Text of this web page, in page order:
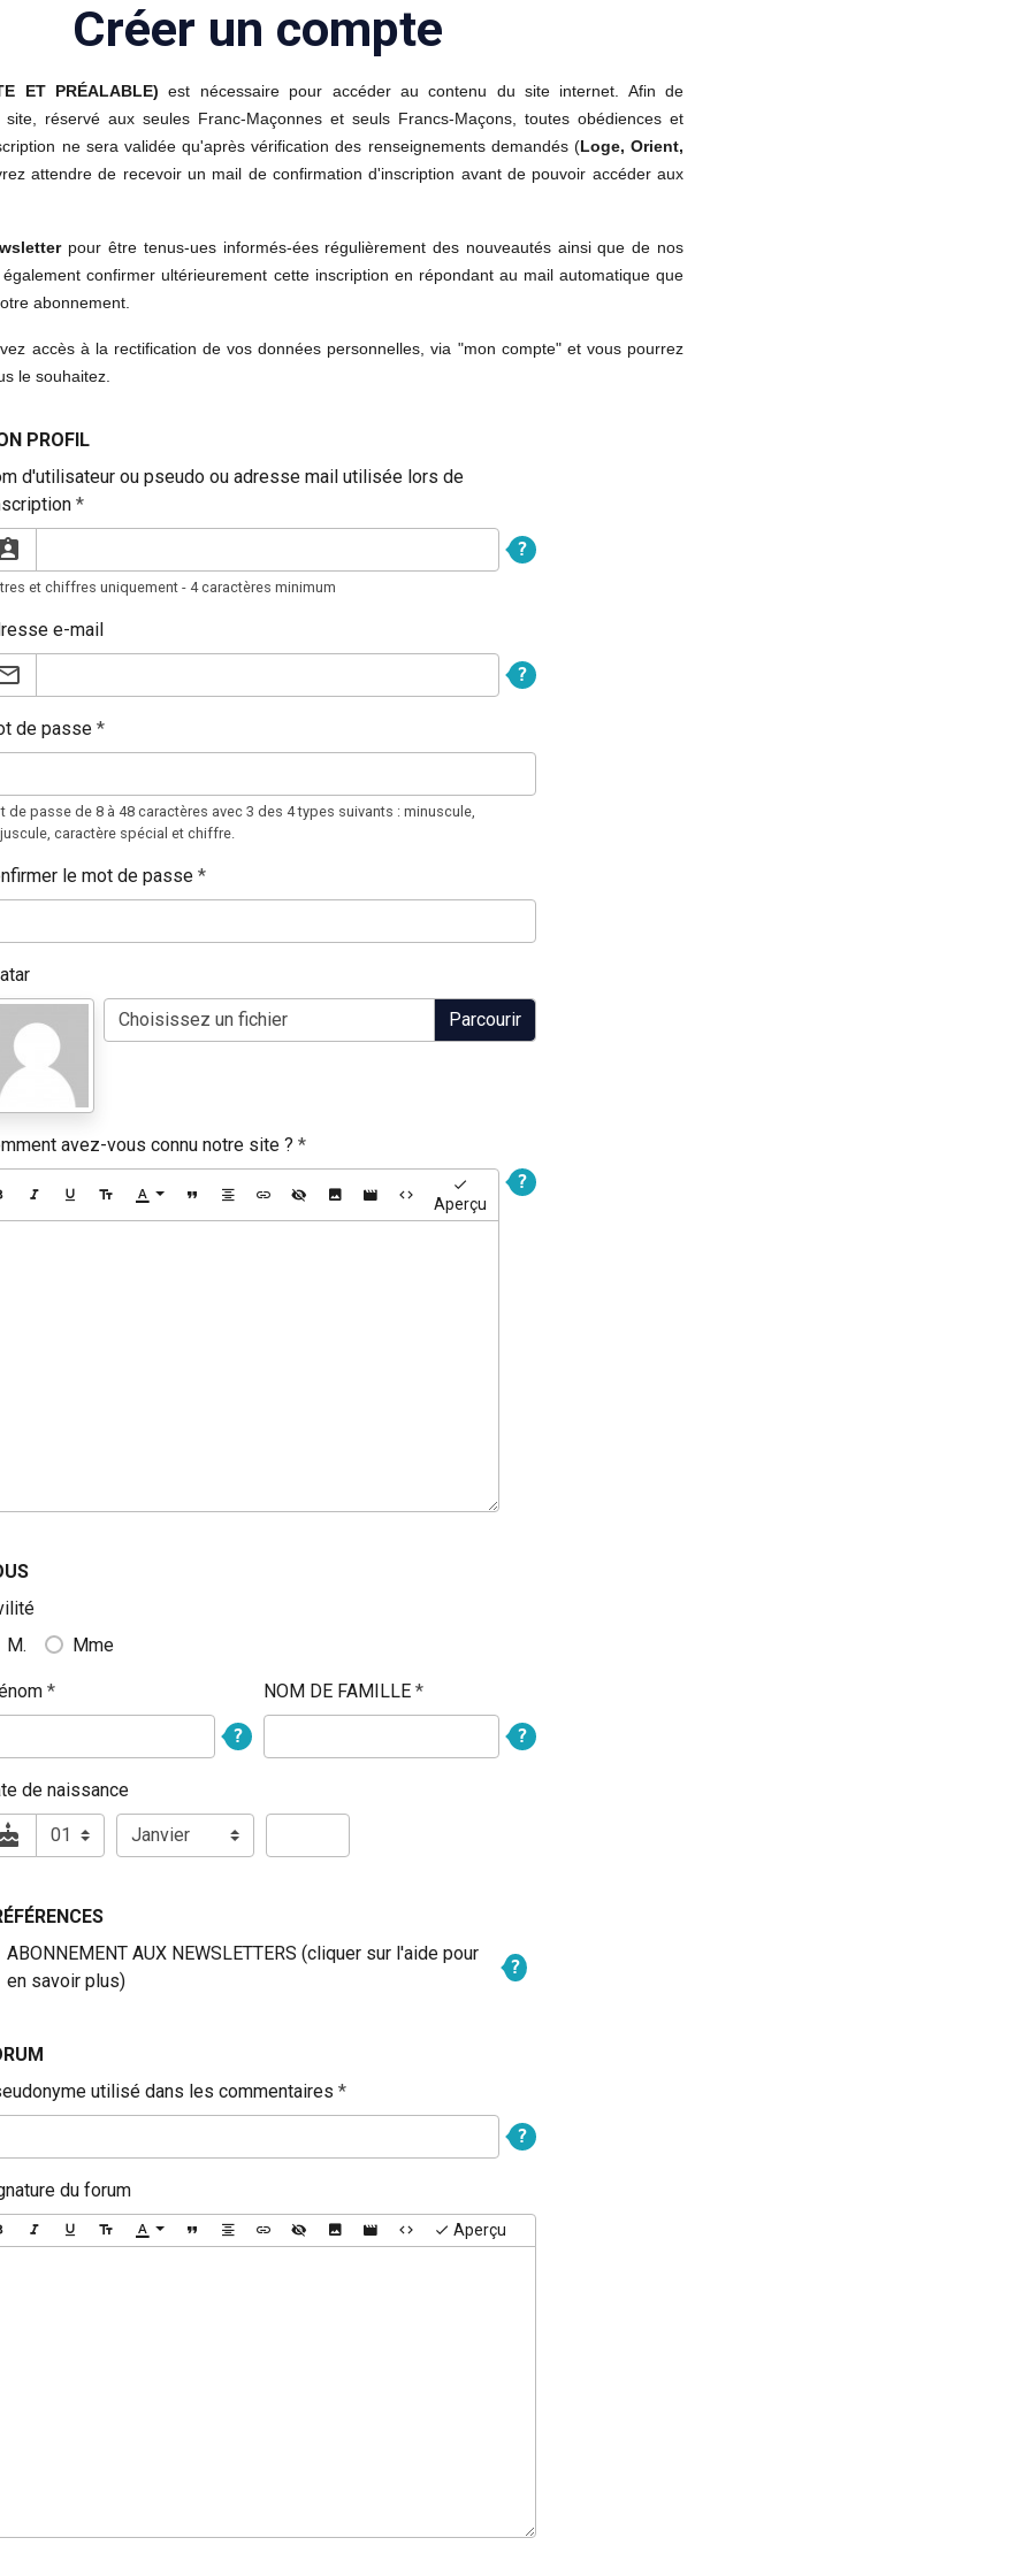
Créer un compte
ET PRÉALABLE) est nécessaire pour accéder au contenu du site internet. Afin de
réservé aux seules Franc-Maçonnes et seuls Francs-Maçons, toutes obédiences et
ne sera validée qu'après vérification des renseignements demandés (Loge, Orient,
attendre de recevoir un mail de confirmation d'inscription avant de pouvoir accéder aux
pour être tenus-ues informés-ées régulièrement des nouveautés ainsi que de nos
confirmer ultérieurement cette inscription en répondant au mail automatique que
abonnement.
accès à la rectification de vos données personnelles, via "mon compte" et vous pourrez
le souhaitez.
PROFIL
d'utilisateur ou pseudo ou adresse mail utilisée lors de
et chiffres uniquement - 4 caractères minimum
e-mail
de passe
de passe de 8 à 48 caractères avec 3 des 4 types suivants : minuscule,
caractère spécial et chiffre.
le mot de passe
Choisissez un fichier
avez-vous connu notre site ?
Aperçu
M.
Mme
NOM DE FAMILLE
de naissance
ABONNEMENT AUX NEWSLETTERS (cliquer sur l'aide pour
en savoir plus)
utilisé dans les commentaires
du forum
Aperçu